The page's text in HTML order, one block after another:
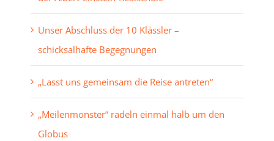
Unser Abschluss der 10 Klässler –
schicksalhafte Begegnungen
„Lasst uns gemeinsam die Reise antreten“
„Meilenmonster“ radeln einmal halb um den
Globus